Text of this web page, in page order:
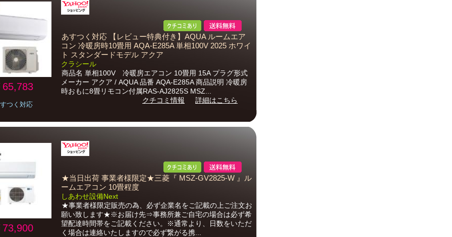
65,783
つく対応
あすつく対応 【レビュー特典付き】AQUA ルームエア
コン 冷暖房時10畳用 AQA-E285A 単相100V 2025 ホワイ
ト スタンダードモデル アクア
クラシール
商品名 単相100V 冷暖房エアコン 10畳用 15A プラグ形式
メーカー アクア / AQUA 品番 AQA-E285A 商品説明 冷暖房
時おもに8畳リモコン付属RAS-AJ2825S MSZ...
クチコミ情報
詳細はこちら
73,900
★当日出荷 事業者様限定★三菱『 MSZ-GV2825-W 』ル
ームエアコン 10畳程度
しあわせ設備Next
★事業者様限定販売の為、必ず企業名をご記載の上ご注文お
願い致します★※お届け先⇒事務所兼ご自宅の場合は必ず希
望配達時間帯をご記載ください。※通常より、日数をいただ
く場合は連絡いたしますので必ず繋がる携...